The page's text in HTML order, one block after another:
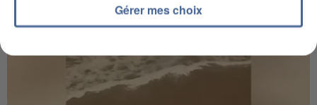
Gérer mes choix